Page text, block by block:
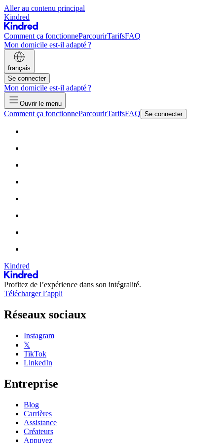
Aller au contenu principal
Kindred
Comment ça fonctionneParcourirTarifsFAQ
Mon domicile est-il adapté ?
français
Se connecter
Mon domicile est-il adapté ?
Ouvrir le menu
Comment ça fonctionneParcourirTarifsFAQ Se connecter
Kindred
Profitez de l’expérience dans son intégralité.
Télécharger l’appli
Réseaux sociaux
Instagram
𝕏
TikTok
LinkedIn
Entreprise
Blog
Carrières
Assistance
Créateurs
Appuyez